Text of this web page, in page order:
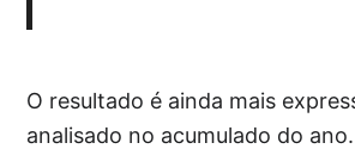
O resultado é ainda mais
analisado no acumulado do